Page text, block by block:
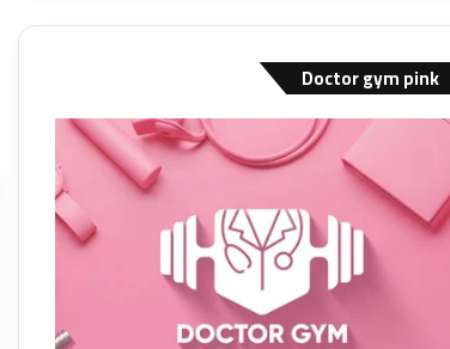
Doctor gym pink